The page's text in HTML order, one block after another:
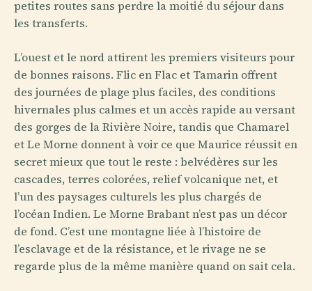
petites routes sans perdre la moitié du séjour dans
les transferts.
L’ouest et le nord attirent les premiers visiteurs pour
de bonnes raisons. Flic en Flac et Tamarin offrent
des journées de plage plus faciles, des conditions
hivernales plus calmes et un accès rapide au versant
des gorges de la Rivière Noire, tandis que Chamarel
et Le Morne donnent à voir ce que Maurice réussit en
secret mieux que tout le reste : belvédères sur les
cascades, terres colorées, relief volcanique net, et
l’un des paysages culturels les plus chargés de
l’océan Indien. Le Morne Brabant n’est pas un décor
de fond. C’est une montagne liée à l’histoire de
l’esclavage et de la résistance, et le rivage ne se
regarde plus de la même manière quand on sait cela.